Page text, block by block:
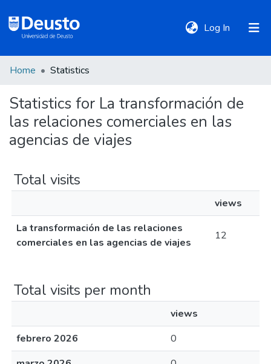
Log In (current)
Communities
&
Collections
All of DSpace
Policies
Home Statistics
Statistics for La transformación de
las relaciones comerciales en las
agencias de viajes
Total visits
views
La transformación de las relaciones
comerciales en las agencias de viajes
12
Total visits per month
views
febrero 2026
0